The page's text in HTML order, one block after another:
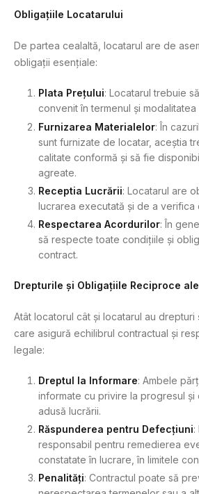
Obligațiile Locatarului
De partea cealaltă, locatarul are de
obligații esențiale:
Plata Prețului: Locatarul trebuie
convenit în termenul și
Furnizarea Materialelor: În
sunt furnizate de locatar, aceștia
calitate conformă și să fie
agreate.
Receptia Lucrării: Locatarul are
lucrarea executată și de a verifica
Respectarea Acordurilor: În
să respecte toate condițiile și
contract.
Drepturile și Obligațiile Reciproce
Atât locatorul cât și locatarul au
care asigură echilibrul contractual și
legale:
Dreptul la Informare: Ambele
informate cu privire la progresul și
adusă lucrării.
Răspunderea pentru Defecțiuni:
responsabil pentru remedierea
constatate în lucrare, în limitele
Penalități: Contractul poate să